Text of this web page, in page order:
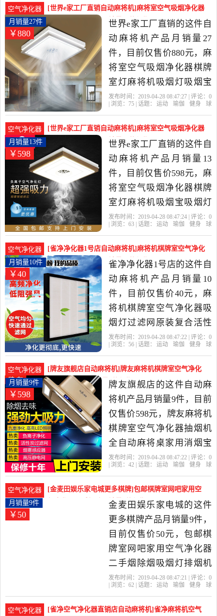
瑜伽,健身,球迷用品当中性
价比很高的自动麻将机，
由浙江 杭州发货。
空气净化器
[世界e家工厂直销自动麻将机]麻将室空气吸烟净化器
棋牌室灯麻将机吸月销量27件仅售880元
￥880
月销量27件
世界e家工厂直销的这件自
动麻将机产品月销量27
件，目前仅售价880元，麻
将室空气吸烟净化器棋牌
室灯麻将机吸烟灯吸烟宝
抽烟器吸顶灯是2019年世
伽,健身,球迷用品当中性价
比很高的自动麻将机，由
广东 中山发货。
发布时间：2019-04-28 08:47:27 | 评论： 0
| 浏览： 75 | 话题： 运动 瑜伽 健身
球
空气净化器
[世界e家工厂直销自动麻将机]麻将室空气吸烟净化器
棋牌室灯麻将机吸月销量13件仅售598元
￥598
月销量13件
世界e家工厂直销的这件自
动麻将机产品月销量13
件，目前仅售价598元，麻
将室空气吸烟净化器棋牌
室灯麻将机吸烟宝吸烟灯
抽烟器吸顶灯是2019年世
伽,健身,球迷用品当中性价
比很高的自动麻将机，由
广东 中山发货。
发布时间：2019-04-28 08:47:24 | 评论： 0
| 浏览： 63 | 话题： 运动 瑜伽 健身
球
空气净化器
[雀净净化器1号店自动麻将机]麻将机棋牌室空气净化
器吸烟灯过滤网原月销量10件仅售40元
￥40
月销量10件
雀净净化器1号店的这件自
动麻将机产品月销量10
件，目前仅售价40元，麻
将机棋牌室空气净化器吸
烟灯过滤网原装复合活性
炭过滤网滤芯是2019年雀
伽,健身,球迷用品当中性价
比很高的自动麻将机，由
广东 珠海发货。
发布时间：2019-04-28 08:47:22 | 评论： 0
| 浏览： 56 | 话题： 运动 瑜伽 健身
球
空气净化器
[牌友旗舰店自动麻将机]牌友麻将机棋牌室空气净化
器抽烟机全自月销量9件仅售598元
￥598
月销量9件
牌友旗舰店的这件自动麻
将机产品月销量9件，目前
仅售价598元，牌友麻将机
棋牌室空气净化器抽烟机
全自动麻将桌家用消烟宝
吸烟灯是2019年牌友旗舰
用品当中性价比很高的自
动麻将机，由上海发货。
发布时间：2019-04-28 08:47:22 | 评论： 0
| 浏览： 42 | 话题： 运动 瑜伽 健身
球
空气净化器
[金麦田娱乐家电城更多棋牌]包邮棋牌室网吧家用空
气净化器二手烟除月销量9件仅售50元
￥50
月销量9件
金麦田娱乐家电城的这件
更多棋牌产品月销量9件，
目前仅售价50元，包邮棋
牌室网吧家用空气净化器
二手烟除烟吸烟灯排烟机
消烟宝滤网是2019年金麦
伽,健身,球迷用品当中性价
发布时间：2019-04-28 08:47:21 | 评论： 0
| 浏览： 62 | 话题： 运动 瑜伽 健身
球
空气净化器
[雀净空气净化器直销店自动麻将机]雀净麻将机空气